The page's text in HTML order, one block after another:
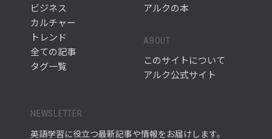
ビジネス
カルチャー
トレンド
全ての記事
タグ一覧
アルクの本
ABOUT
このサイトについて
アルク公式サイト
NEWSLETTER
英語学習に役立つ最新記事や情報をお届けします。